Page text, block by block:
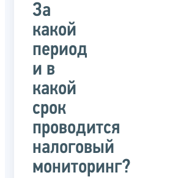
За
какой
период
и в
какой
срок
проводится
налоговый
мониторинг?